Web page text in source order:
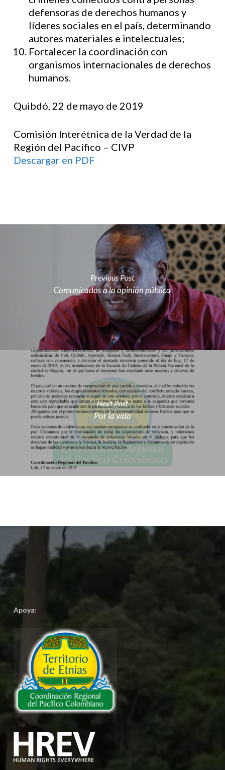
defensoras de derechos humanos y
líderes sociales en el país, determinando
autores materiales e intelectuales;
Fortalecer la coordinación con
organismos internacionales de derechos
humanos.
Quibdó, 22 de mayo de 2019
Comisión Interétnica de la Verdad de la
Región del Pacífico – CIVP
Descargar en PDF
Previous Post
Comunicados a la opinión pública
Next Post
Por la vida
Apoya: